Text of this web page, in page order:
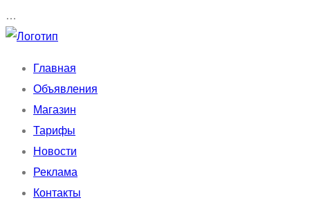
…
Главная
Объявления
Магазин
Тарифы
Новости
Реклама
Контакты